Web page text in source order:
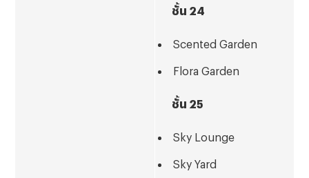
ชั้น 24
Scented Garden
Flora Garden
ชั้น 25
Sky Lounge
Sky Yard